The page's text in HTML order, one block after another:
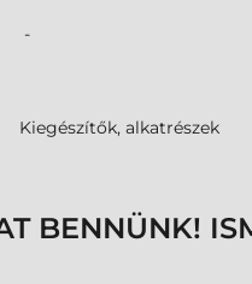
-
Kiegészítők, alkatrészek
BENNÜNK!